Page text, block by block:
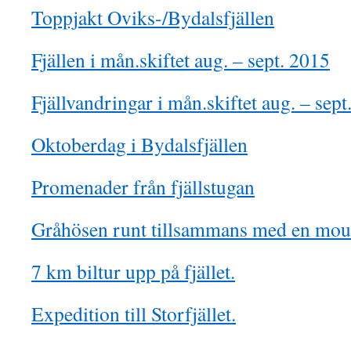
Toppjakt Oviks-/Bydalsfjällen
Fjällen i mån.skiftet aug. – sept. 2015
Fjällvandringar i mån.skiftet aug. –
Oktoberdag i Bydalsfjällen
Promenader från fjällstugan
Gråhösen runt tillsammans med en
7 km biltur upp på fjället.
Expedition till Storfjället.